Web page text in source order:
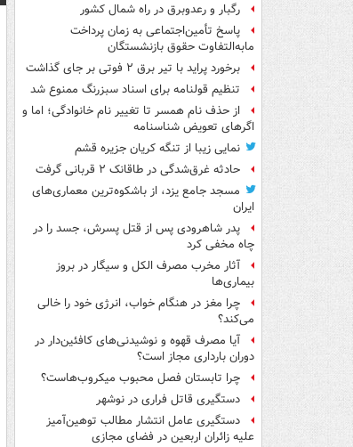
رگبار و رعدوبرق در راه شمال کشور
پاسخ تأمین‌اجتماعی به زمان پرداخت
مابه‌التفاوت حقوق بازنشستگان
برخورد پراید با تیر برق ۲ فوتی بر جای گذاشت
تنظیم قولنامه برای اسناد سبزرنگ ممنوع شد
از حذف نام همسر تا تغییر نام خانوادگی؛ اما و
اگرهای تعویض شناسنامه
نمایی زیبا از تنگه کریان جزیره قشم
حادثه غرق‌شدگی در طاقانک ۲ قربانی گرفت
مسجد جامع یزد، از باشکوه‌ترین معماری‌های
ایران
پدر شاهرودی پس از قتل پسرش، جسد را در
چاه مخفی کرد
آثار مخرب مصرف الکل و سیگار در بروز
بیماری‌ها
چرا مغز در هنگام خواب، انرژی خود را خالی
می‌کند؟
آیا مصرف قهوه و نوشیدنی‌های کافئین‌دار در
دوران بارداری مجاز است؟
چرا تابستان فصل محبوب میکروب‌هاست؟
دستگیری قاتل فراری در نوشهر
دستگیری عامل انتشار مطالب توهین‌آمیز
علیه زائران اربعین در فضای مجازی